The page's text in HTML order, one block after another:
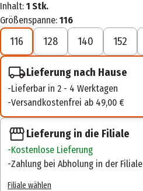
Inhalt: 1 Stk.
Größenspanne: 116
116 128 140 152
Lieferung nach Hause
Lieferbar in 2 - 4 Werktagen
Versandkostenfrei ab 49,00 €
Lieferung in die Filiale
Kostenlose Lieferung
Zahlung bei Abholung in der Filiale
Filiale wählen